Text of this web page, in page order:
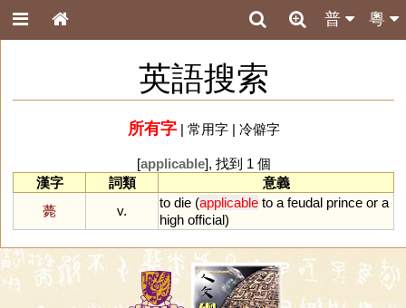
粵
普
英語搜索
所有字| 常用字| 冷僻字
[applicable], 找到 1 個
漢字
詞類
意義
薨
v.
to die (applicable to a feudal prince or a
high official)